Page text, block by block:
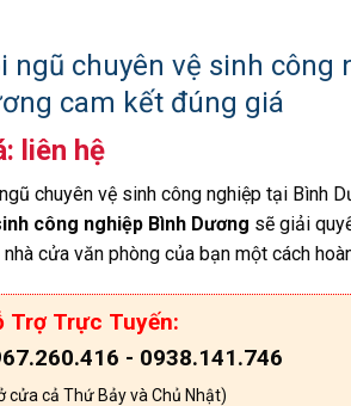
ngũ chuyên vệ sinh công
cam kết đúng giá
liên hệ
chuyên vệ sinh công nghiệp tại Bình
công nghiệp Bình Dương sẽ giải
nhà cửa văn phòng của bạn một cách
Trợ Trực Tuyến:
- 0938.141.746
cửa cả Thứ Bảy và Chủ Nhật)